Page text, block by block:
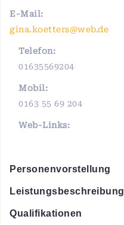
E-Mail:
gina.koetters@web.de
Telefon:
01635569204
Mobil:
0163 55 69 204
Web-Links:
Personenvorstellung
Leistungsbeschreibung
Qualifikationen